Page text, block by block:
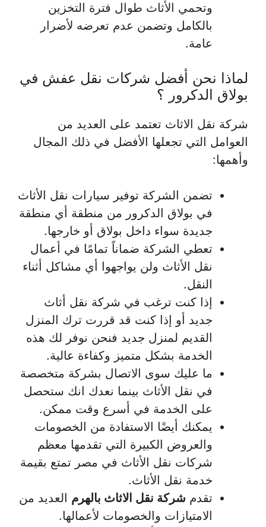
وتحمي الأثاث طوال فترة التخزين
بالكامل وتضمن عدم تعرضه لأضرار
عامة.
لماذا نحن أفضل شركات نقل عفش في
بولاق الدكرور ؟
شركة نقل الاثاث تعتمد على العديد من
العوامل التي تجعلها الأفضل في ذلك المجال
وأهمها:
تضمن الشركة توفير سيارات نقل الأثاث
في بولاق الدكرور من منطقة أي منطقة
جديدة سواء داخل بولاق أو خارجها.
تعطي الشركة ضماناً تمامًا في أعمال
نقل الأثاث ولن يواجهوا أي مشاكل أثناء
النقل.
إذا كنت ترغب في شركة نقل أثاث
جديد أو إذا كنت قد قررت ترك المنزل
القديم لمنزل جديد فنحن نوفر لك هذه
الخدمة بشكل متميز وكفاءة عالية.
ما عليك سوى الاتصال بشركة متخصصة
في نقل الأثاث بينما نعدك انك ستحصل
على الخدمة في أسرع وقت ممكن.
يمكنك أيضًا الاستفادة من الخصومات
والعروض الكبيرة التي تقدمها معظم
شركات نقل الأثاث في مصر تمتع بقيمة
خدمة نقل الأثاث.
تقدم شركة نقل الاثاث بالهرم العديد من
الامتيازات والخصومات لأعمالها.